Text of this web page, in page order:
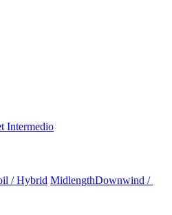
Intermedio
/ Hybrid MidlengthDownwind /